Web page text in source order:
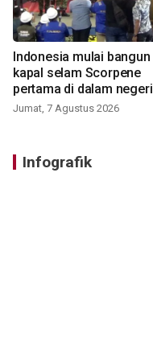
Indonesia mulai bangun
kapal selam Scorpene
pertama di dalam negeri
Jumat, 7 Agustus 2026
Infografik